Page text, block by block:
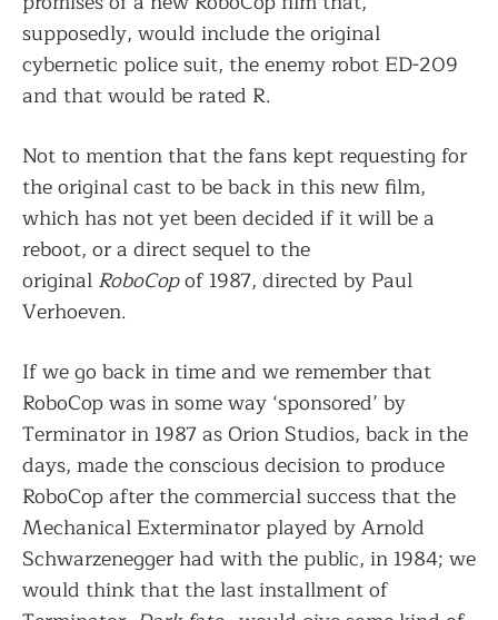
supposedly, would include the original
cybernetic police suit, the enemy robot ED-209
and that would be rated R.
Not to mention that the fans kept requesting for
the original cast to be back in this new film,
which has not yet been decided if it will be a
reboot, or a direct sequel to the
original RoboCopof 1987, directed by Paul
Verhoeven.
If we go back in time and we remember that
RoboCop was in some way ‘sponsored’ by
Terminator in 1987 as Orion Studios, back in the
days, made the conscious decision to produce
RoboCop after the commercial success that the
Mechanical Exterminator played by Arnold
Schwarzenegger had with the public, in 1984; we
would think that the last installment of